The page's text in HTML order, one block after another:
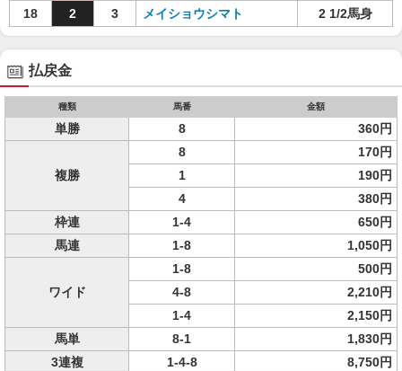
18
2 3 メイショウシマト 2 1/2馬身
払戻金
種類 馬番 金額
単勝 8 360円
複勝
8
170円
1
190円
4
380円
枠連
1-4
650円
馬連
1-8 1,050円
ワイド
1-8
500円
4-8
2,210円
1-4
2,150円
馬単
8-1
1,830円
3連複
1-4-8
8,750円